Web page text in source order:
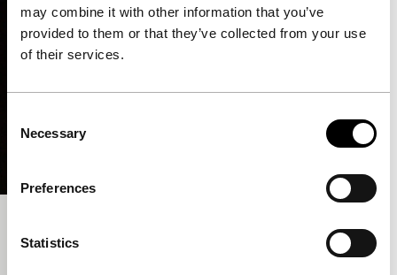
may combine it with other information that you’ve
provided to them or that they’ve collected from your use
of their services.
Selection
Necessary
Preferences
Statistics